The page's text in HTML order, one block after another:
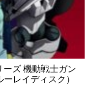
ズ 機動戦士ガン
レイディスク）